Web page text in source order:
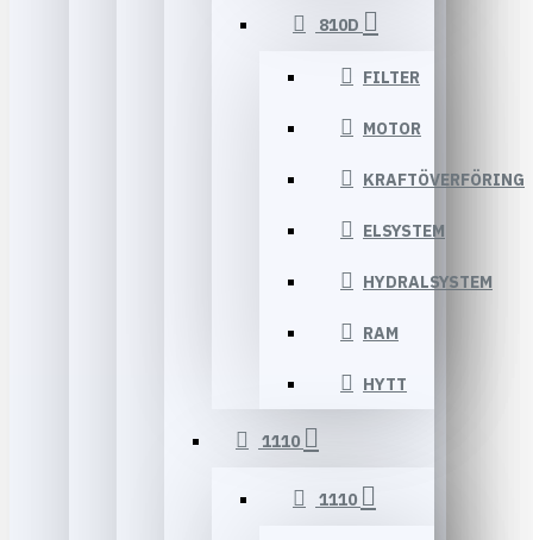
810D
FILTER
MOTOR
KRAFTÖVERFÖRING
ELSYSTEM
HYDRALSYSTEM
RAM
HYTT
1110
1110